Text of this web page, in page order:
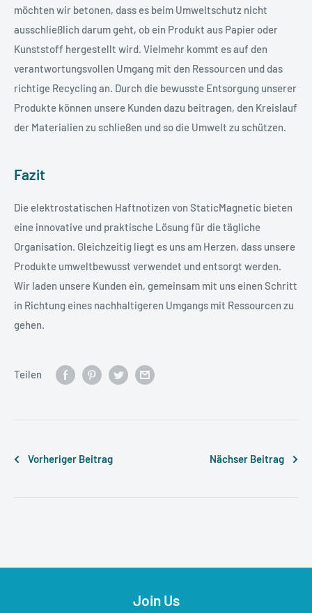
möchten wir betonen, dass es beim Umweltschutz nicht
ausschließlich darum geht, ob ein Produkt aus Papier oder
Kunststoff hergestellt wird. Vielmehr kommt es auf den
verantwortungsvollen Umgang mit den Ressourcen und das
richtige Recycling an. Durch die bewusste Entsorgung unserer
Produkte können unsere Kunden dazu beitragen, den Kreislauf
der Materialien zu schließen und so die Umwelt zu schützen.
Fazit
Die elektrostatischen Haftnotizen von StaticMagnetic bieten
eine innovative und praktische Lösung für die tägliche
Organisation. Gleichzeitig liegt es uns am Herzen, dass unsere
Produkte umweltbewusst verwendet und entsorgt werden.
Wir laden unsere Kunden ein, gemeinsam mit uns einen Schritt
in Richtung eines nachhaltigeren Umgangs mit Ressourcen zu
gehen.
Teilen
Vorheriger Beitrag Nächser Beitrag
Join Us